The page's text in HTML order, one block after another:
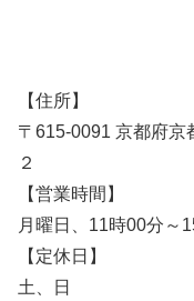
【住所】
〒615-0091 京都府京
２
【営業時間】
月曜日、11時00分～
【定休日】
土、日